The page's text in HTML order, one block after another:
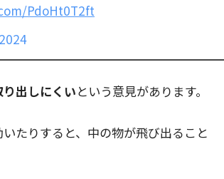
PdoHt0T2ft
出しにくいという意見があります。
たりすると、中の物が飛び出ること